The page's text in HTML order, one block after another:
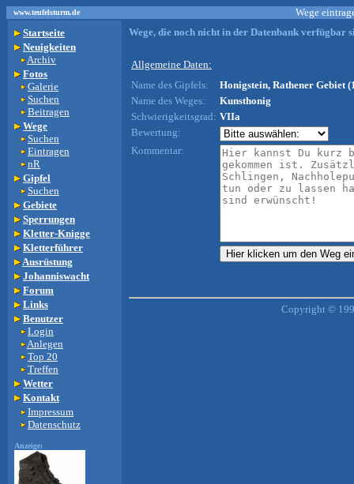
www.teufelsturm.de
Wege
Startseite
Neuigkeiten
Archiv
Fotos
Galerie
Suchen
Beitragen
Wege
Suchen
Eintragen
nR
Gipfel
Suchen
Gebiete
Sperrungen
Kletter-Knigge
Kletterführer
Ausrüstung
Johanniswacht
Forum
Links
Benutzer
Login
Anlegen
Top 20
Treffen
Wetter
Kontakt
Impressum
Datenschutz
Anzeige:
Wege, die noch nicht in der Datenbank verfügbar
Allgemeine Daten:
Name des Gipfels:
Honigstein, Rathener Gebiet
Name des Weges:
Kunsthonig
Schwierigkeitsgrad: VIIa
Bewertung:
Kommentar:
Copyright ©